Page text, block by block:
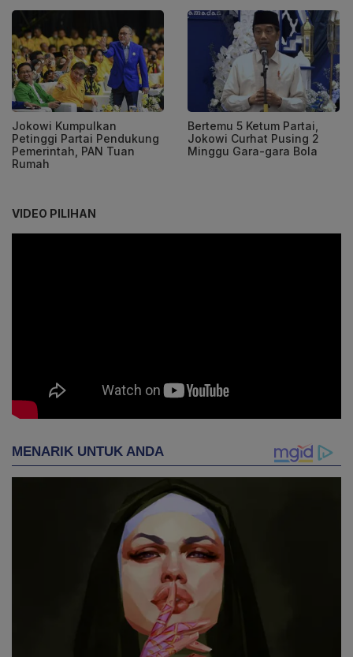
Jokowi Kumpulkan
Petinggi Partai Pendukung
Pemerintah, PAN Tuan
Rumah
Bertemu 5 Ketum Partai,
Jokowi Curhat Pusing 2
Minggu Gara-gara Bola
VIDEO PILIHAN